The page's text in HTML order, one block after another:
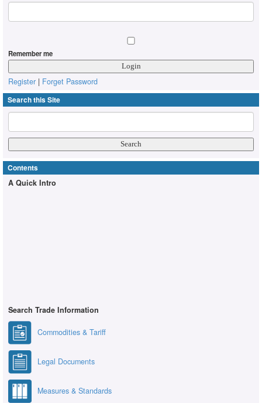
Remember me
Register | Forget Password
Search this Site
Contents
A Quick Intro
Search Trade Information
Commodities & Tariff
Legal Documents
Measures & Standards